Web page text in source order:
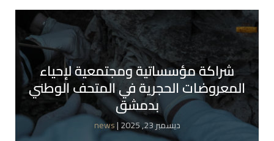
شراكة مؤسساتية ومجتمعية لإحياء
المعروضات الحجرية في المتحف الوطني
بدمشق
news | ديسمبر 23, 2025